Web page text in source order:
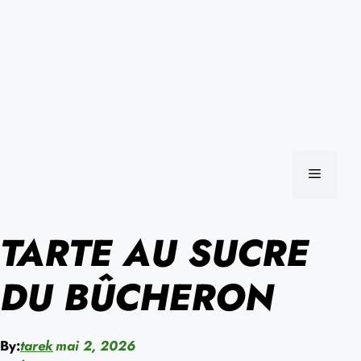
MENU
TARTE AU SUCRE
DU BÛCHERON
By:tarekmai 2, 2026